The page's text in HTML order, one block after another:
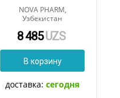
NOVA PHARM,
Узбекистан
8 485UZS
В корзину
доставка:сегодня